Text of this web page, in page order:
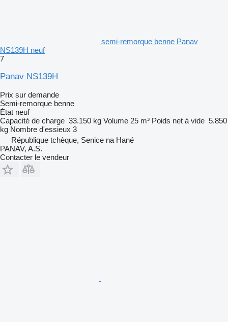
semi-remorque benne Panav
NS139H neuf
7
Panav NS139H
Prix sur demande
Semi-remorque benne
État neuf
Capacité de charge 33.150 kg Volume 25 m³ Poids net à vide 5.850
kg Nombre d'essieux 3
République tchèque, Senice na Hané
PANAV, A.S.
Contacter le vendeur